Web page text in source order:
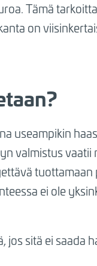
Tämä
on
useampikin
valmistus vaatii
tuottamaan
ei ole
jos sitä ei saada